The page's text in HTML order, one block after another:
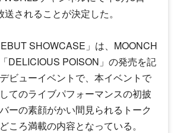
されることが決定した。
SHOWCASE」は、MOONCH
DELICIOUS POISON」の発売を記
ビューイベントで、本イベントで
てのライブパフォーマンスの初披
ーの素顔がかい間見られるトーク
ころ満載の内容となっている。